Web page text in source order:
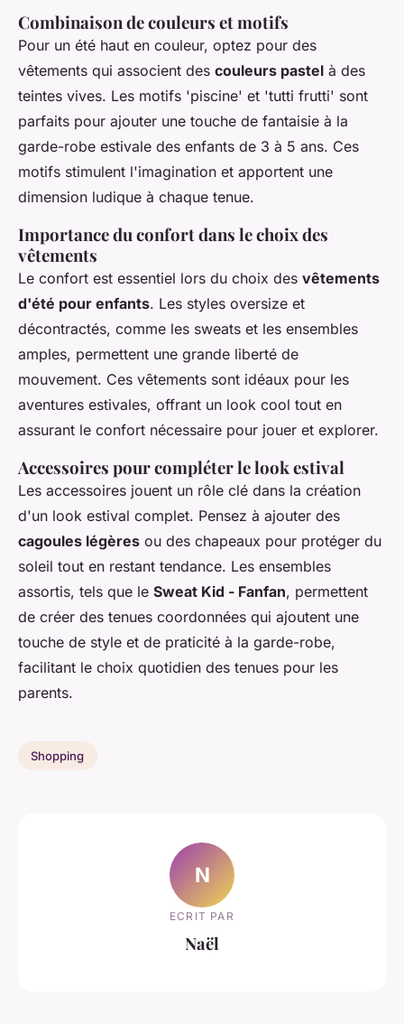
Combinaison de couleurs et motifs
Pour un été haut en couleur, optez pour des
vêtements qui associent des couleurs pastel à des
teintes vives. Les motifs 'piscine' et 'tutti frutti' sont
parfaits pour ajouter une touche de fantaisie à la
garde-robe estivale des enfants de 3 à 5 ans. Ces
motifs stimulent l'imagination et apportent une
dimension ludique à chaque tenue.
Importance du confort dans le choix des
vêtements
Le confort est essentiel lors du choix des vêtements
d'été pour enfants. Les styles oversize et
décontractés, comme les sweats et les ensembles
amples, permettent une grande liberté de
mouvement. Ces vêtements sont idéaux pour les
aventures estivales, offrant un look cool tout en
assurant le confort nécessaire pour jouer et explorer.
Accessoires pour compléter le look estival
Les accessoires jouent un rôle clé dans la création
d'un look estival complet. Pensez à ajouter des
cagoules légères ou des chapeaux pour protéger du
soleil tout en restant tendance. Les ensembles
assortis, tels que le Sweat Kid - Fanfan, permettent
de créer des tenues coordonnées qui ajoutent une
touche de style et de praticité à la garde-robe,
facilitant le choix quotidien des tenues pour les
parents.
Shopping
N
ECRIT PAR
Naël